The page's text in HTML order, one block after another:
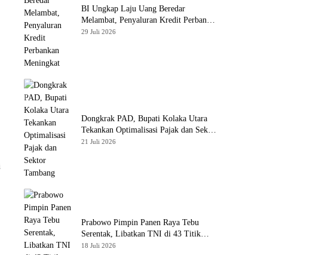
BI Ungkap Laju Uang Beredar
Melambat, Penyaluran Kredit Perbankan
Meningkat
29 Juli 2026
Dongkrak PAD, Bupati Kolaka Utara
Tekankan Optimalisasi Pajak dan Sektor
Tambang
21 Juli 2026
Prabowo Pimpin Panen Raya Tebu
Serentak, Libatkan TNI di 43 Titik
Indonesia
18 Juli 2026